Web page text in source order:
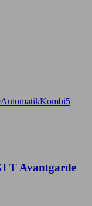
AutomatikKombi5
T Avantgarde